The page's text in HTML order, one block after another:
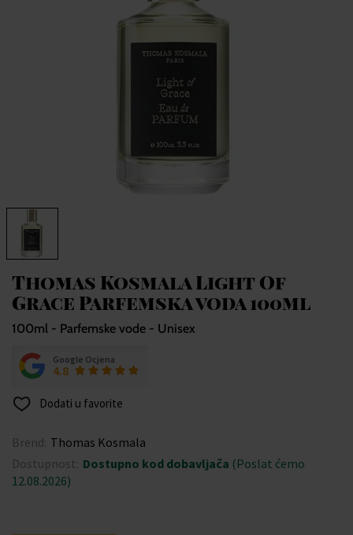
Thomas Kosmala Light Of
Grace Parfemska voda 100ml
100ml - Parfemske vode - Unisex
Google Ocjena
4.8
Dodati u favorite
Brend: Thomas Kosmala
Dostupnost: Dostupno kod dobavljača (Poslat ćemo
12.08.2026)